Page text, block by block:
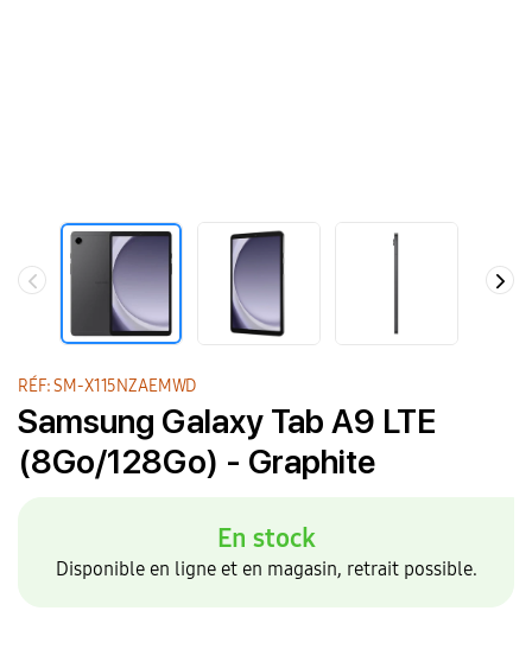
RÉF: SM-X115NZAEMWD
Samsung Galaxy Tab A9 LTE
(8Go/128Go) - Graphite
En stock
Disponible en ligne et en magasin, retrait possible.